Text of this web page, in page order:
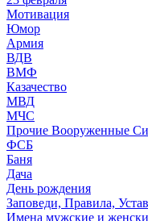
Мотивация
Юмор
Армия
ВДВ
ВМФ
Казачество
МВД
МЧС
Прочие Вооруженные
ФСБ
Баня
Дача
День рождения
Заповеди, Правила,
Имена мужские и